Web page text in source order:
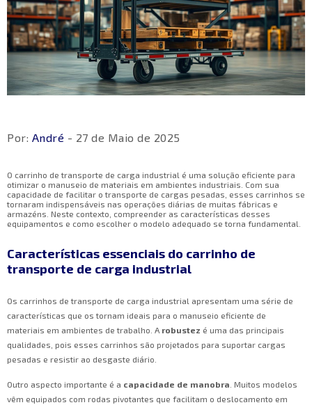
Por: André - 27 de Maio de 2025
O carrinho de transporte de carga industrial é uma solução eficiente para
otimizar o manuseio de materiais em ambientes industriais. Com sua
capacidade de facilitar o transporte de cargas pesadas, esses carrinhos se
tornaram indispensáveis nas operações diárias de muitas fábricas e
armazéns. Neste contexto, compreender as características desses
equipamentos e como escolher o modelo adequado se torna fundamental.
Características essenciais do carrinho de
transporte de carga industrial
Os carrinhos de transporte de carga industrial apresentam uma série de
características que os tornam ideais para o manuseio eficiente de
materiais em ambientes de trabalho. A robustez é uma das principais
qualidades, pois esses carrinhos são projetados para suportar cargas
pesadas e resistir ao desgaste diário.
Outro aspecto importante é a capacidade de manobra . Muitos modelos
vêm equipados com rodas pivotantes que facilitam o deslocamento em